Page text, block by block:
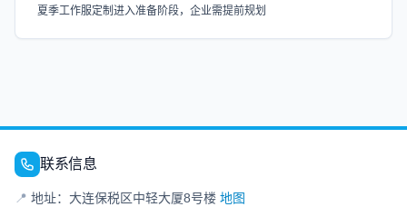
夏季工作服定制进入准备阶段，企业需提前规划
联系信息
📍 地址：大连保税区中轻大厦8号楼 地图